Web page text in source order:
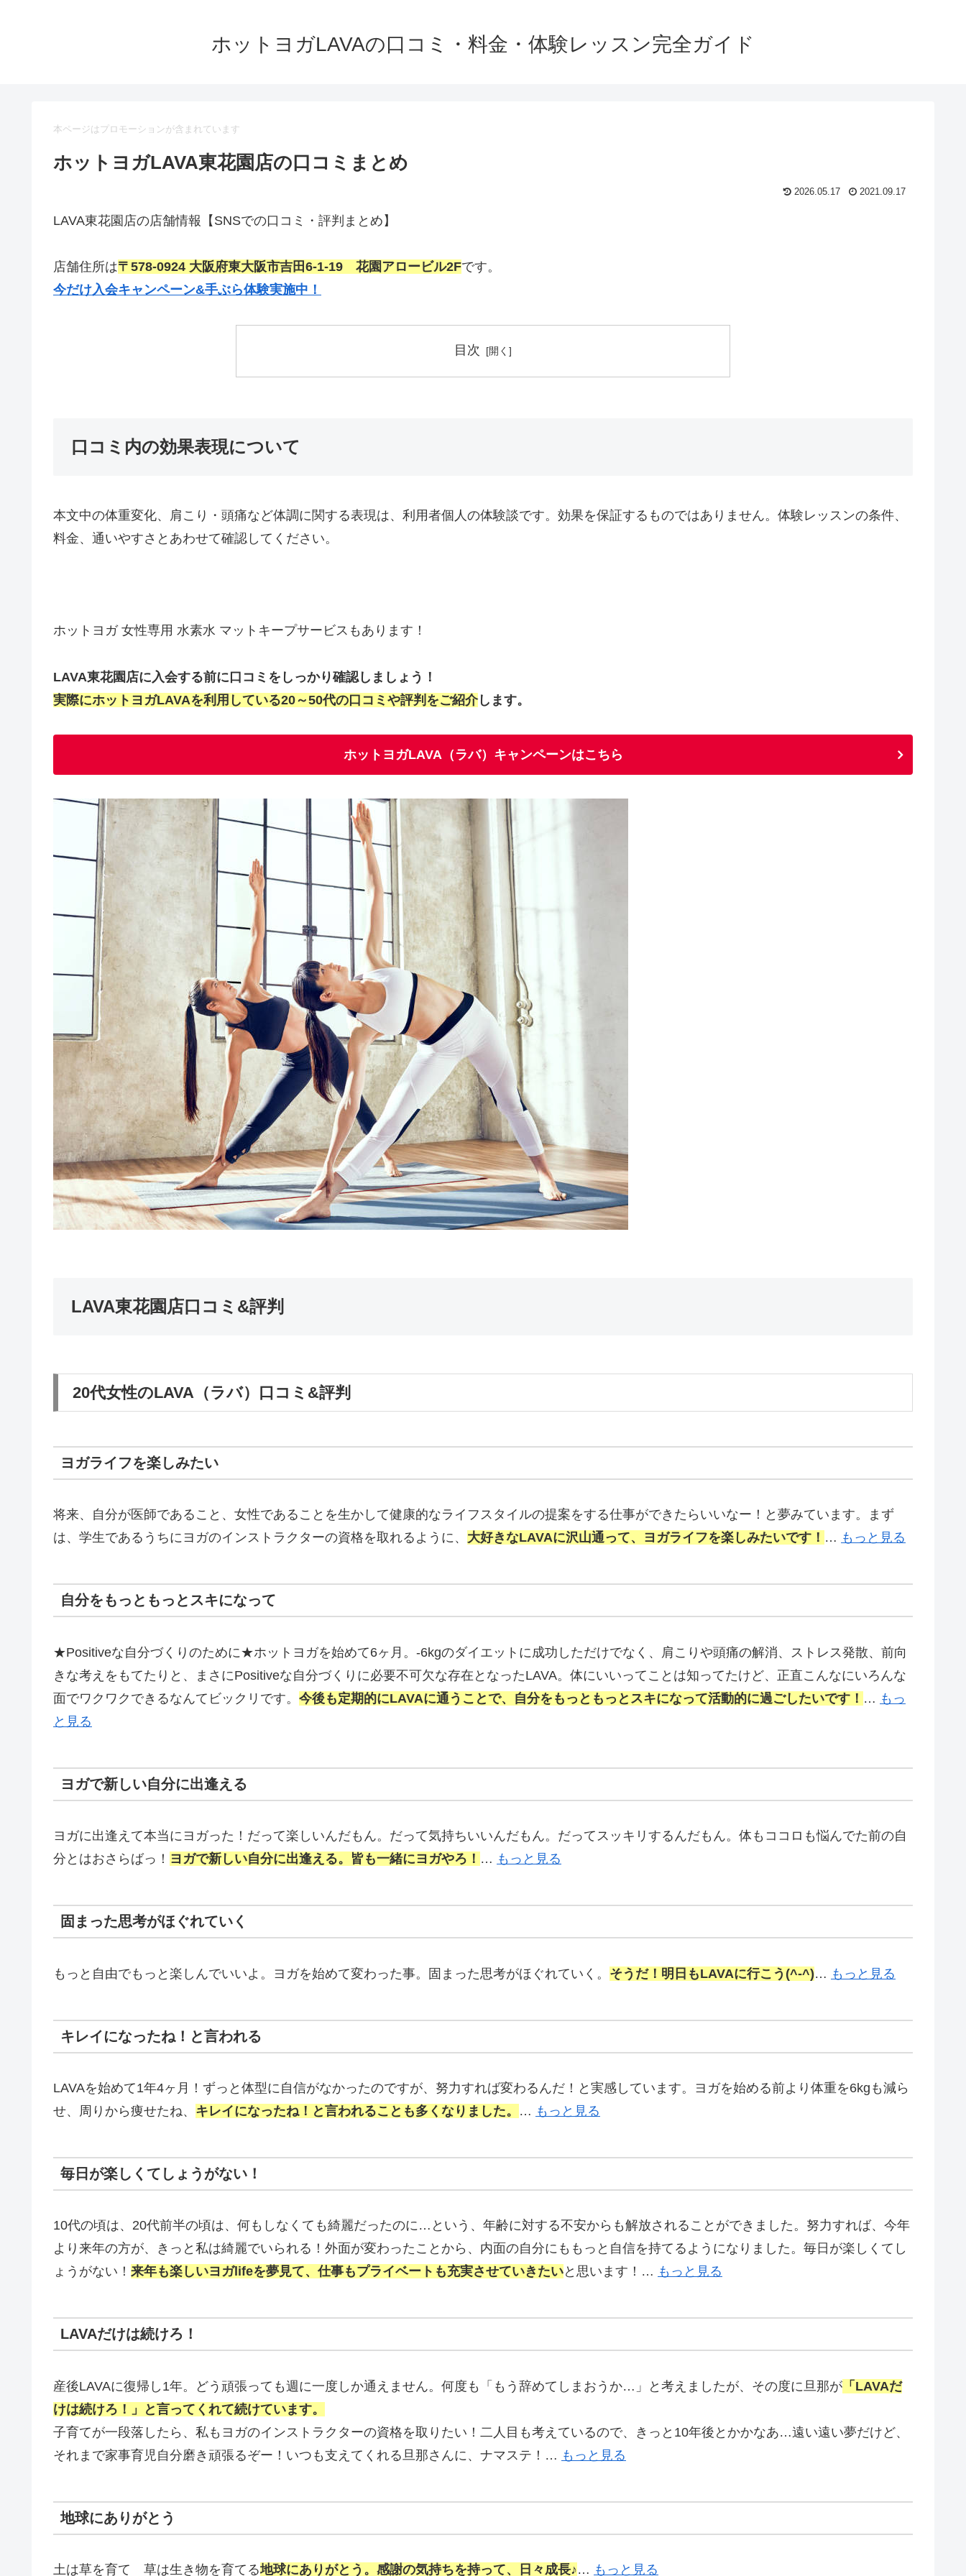
ホットヨガLAVAの口コミ・料金・体験レッスン完全ガイド
本ページはプロモーションが含まれています
ホットヨガLAVA東花園店の口コミまとめ
2026.05.17 2021.09.17
LAVA東花園店の店舗情報【SNSでの口コミ・評判まとめ】
店舗住所は〒578-0924 大阪府東大阪市吉田6-1-19 花園アロービル2Fです。
今だけ入会キャンペーン&手ぶら体験実施中！
目次
口コミ内の効果表現について
本文中の体重変化、肩こり・頭痛など体調に関する表現は、利用者個人の体験談です。効果を保証するものではありません。体験レッスンの条件、
料金、通いやすさとあわせて確認してください。
ホットヨガ 女性専用 水素水 マットキープサービスもあります！
LAVA東花園店に入会する前に口コミをしっかり確認しましょう！
実際にホットヨガLAVAを利用している20～50代の口コミや評判をご紹介します。
ホットヨガLAVA（ラバ）キャンペーンはこちら
LAVA東花園店口コミ&評判
20代女性のLAVA（ラバ）口コミ&評判
ヨガライフを楽しみたい
将来、自分が医師であること、女性であることを生かして健康的なライフスタイルの提案をする仕事ができたらいいなー！と夢みています。まず
は、学生であるうちにヨガのインストラクターの資格を取れるように、 大好きなLAVAに沢山通って、ヨガライフを楽しみたいです！ … もっと見る
自分をもっともっとスキになって
★Positiveな自分づくりのために★ホットヨガを始めて6ヶ月。-6kgのダイエットに成功しただけでなく、肩こりや頭痛の解消、ストレス発散、前向
きな考えをもてたりと、まさにPositiveな自分づくりに必要不可欠な存在となったLAVA。体にいいってことは知ってたけど、正直こんなにいろんな
面でワクワクできるなんてビックリです。 今後も定期的にLAVAに通うことで、自分をもっともっとスキになって活動的に過ごしたいです！ … もっ
と見る
ヨガで新しい自分に出逢える
ヨガに出逢えて本当にヨガった！だって楽しいんだもん。だって気持ちいいんだもん。だってスッキリするんだもん。体もココロも悩んでた前の自
分とはおさらばっ！ ヨガで新しい自分に出逢える。皆も一緒にヨガやろ！ … もっと見る
固まった思考がほぐれていく
もっと自由でもっと楽しんでいいよ。ヨガを始めて変わった事。固まった思考がほぐれていく。 そうだ！明日もLAVAに行こう(^-^)… もっと見る
キレイになったね！と言われる
LAVAを始めて1年4ヶ月！ずっと体型に自信がなかったのですが、努力すれば変わるんだ！と実感しています。ヨガを始める前より体重を6kgも減ら
せ、周りから痩せたね、 キレイになったね！と言われることも多くなりました。 … もっと見る
毎日が楽しくてしょうがない！
10代の頃は、20代前半の頃は、何もしなくても綺麗だったのに…という、年齢に対する不安からも解放されることができました。努力すれば、今年
より来年の方が、きっと私は綺麗でいられる！外面が変わったことから、内面の自分にももっと自信を持てるようになりました。毎日が楽しくてし
ょうがない！ 来年も楽しいヨガlifeを夢見て、仕事もプライベートも充実させていきたいと思います！… もっと見る
LAVAだけは続けろ！
産後LAVAに復帰し1年。どう頑張っても週に一度しか通えません。何度も「もう辞めてしまおうか…」と考えましたが、その度に旦那が 「LAVAだ
けは続けろ！」と言ってくれて続けています。
子育てが一段落したら、私もヨガのインストラクターの資格を取りたい！二人目も考えているので、きっと10年後とかかなあ…遠い遠い夢だけど、
それまで家事育児自分磨き頑張るぞー！いつも支えてくれる旦那さんに、ナマステ！… もっと見る
地球にありがとう
土は草を育て 草は生き物を育てる地球にありがとう。感謝の気持ちを持って、日々成長♪… もっと見る